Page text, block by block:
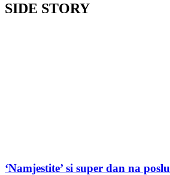
SIDE STORY
‘Namjestite’ si super dan na poslu